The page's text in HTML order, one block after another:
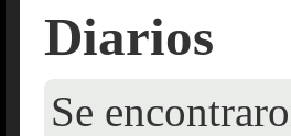
Diarios
Se